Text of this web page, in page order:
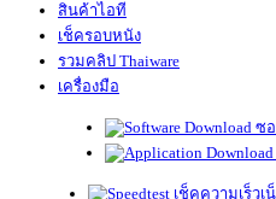
สินค้าไอที
เช็ครอบหนัง
รวมคลิป Thaiware
เครื่องมือ
ซ
เช็คความเร็วเ